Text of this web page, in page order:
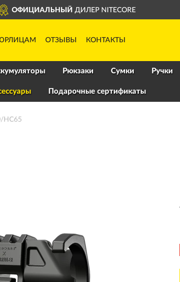
ОФИЦИАЛЬНЫЙ ДИЛЕР NITECORE
ОТЗЫВЫ КОНТАКТЫ
Рюкзаки Сумки Ручки
Подарочные сертификаты
HC65